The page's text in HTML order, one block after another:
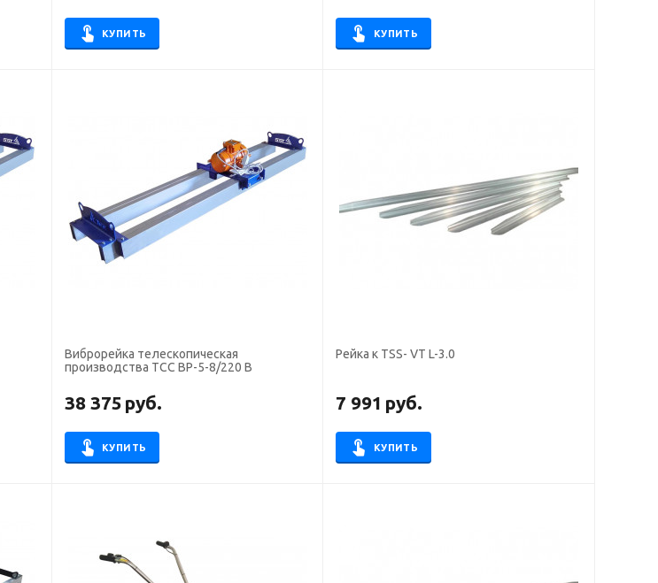
КУПИТЬ КУПИТЬ
Виброрейка телескопическая
производства ТСС ВР-5-8/220 В
38 375 руб.
КУПИТЬ
Рейка к TSS- VT L-3.0
7 991 руб.
КУПИТЬ